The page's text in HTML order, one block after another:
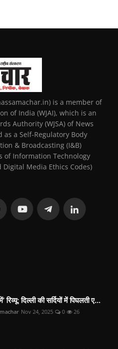
is a member of
of India (WJAI), which is an
Authority (WJSA) of News
a Self-Regulatory Body
& Broadcasting (I&B)
Information Technology
Media Ethics Codes)
रिव्यू: दिल्ली की सर्दियों में पिघलती ए...
Nov 24, 2025 0 26